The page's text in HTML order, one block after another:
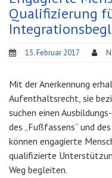
Qualifizierung
15. Februar 2017
Mit der Anerkennung
Aufenthaltsrecht, sie
suchen einen
des „Fußfassens“ und
können engagierte
qualifizierte
Weg begleiten.